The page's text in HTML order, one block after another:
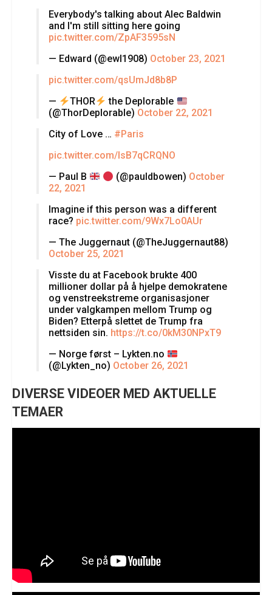
Everybody's talking about Alec Baldwin
and I'm still sitting here going
pic.twitter.com/ZpAF3595sN
— Edward (@ewl1908) October 23, 2021
pic.twitter.com/qsUmJd8b8P
—
THOR
the Deplorable
(@ThorDeplorable) October 22, 2021
City of Love … #Paris
pic.twitter.com/lsB7qCRQNO
— Paul B
(@pauldbowen) October
22, 2021
Imagine if this person was a different
race? pic.twitter.com/9Wx7Lo0AUr
— The Juggernaut (@TheJuggernaut88)
October 25, 2021
Visste du at Facebook brukte 400
millioner dollar på å hjelpe demokratene
og venstreekstreme organisasjoner
under valgkampen mellom Trump og
Biden? Etterpå slettet de Trump fra
nettsiden sin. https://t.co/0kM30NPxT9
— Norge først – Lykten.no
(@Lykten_no) October 26, 2021
DIVERSE VIDEOER MED AKTUELLE
TEMAER